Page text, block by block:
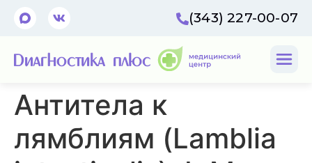
(343) 227-00-07
Антитела к
лямблиям (Lamblia